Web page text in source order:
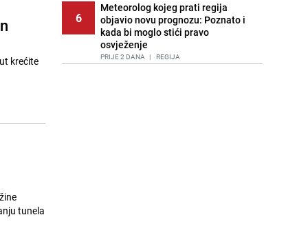
krećite
6
Meteorolog kojeg prati regija
objavio novu prognozu: Poznato i
kada bi moglo stići pravo
osvježenje
PRIJE 2 DANA | REGIJA